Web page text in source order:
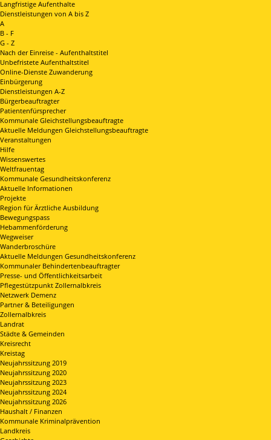
Langfristige Aufenthalte
Dienstleistungen von A bis Z
A
B - F
G - Z
Nach der Einreise - Aufenthaltstitel
Unbefristete Aufenthaltstitel
Online-Dienste Zuwanderung
Einbürgerung
Dienstleistungen A-Z
Bürgerbeauftragter
Patientenfürsprecher
Kommunale Gleichstellungsbeauftragte
Aktuelle Meldungen Gleichstellungsbeauftragte
Veranstaltungen
Hilfe
Wissenswertes
Weltfrauentag
Kommunale Gesundheitskonferenz
Aktuelle Informationen
Projekte
Region für Ärztliche Ausbildung
Bewegungspass
Hebammenförderung
Wegweiser
Wanderbroschüre
Aktuelle Meldungen Gesundheitskonferenz
Kommunaler Behindertenbeauftragter
Presse- und Öffentlichkeitsarbeit
Pflegestützpunkt Zollernalbkreis
Netzwerk Demenz
Partner & Beteiligungen
Zollernalbkreis
Landrat
Städte & Gemeinden
Kreisrecht
Kreistag
Neujahrssitzung 2019
Neujahrssitzung 2020
Neujahrssitzung 2023
Neujahrssitzung 2024
Neujahrssitzung 2026
Haushalt / Finanzen
Kommunale Kriminalprävention
Landkreis